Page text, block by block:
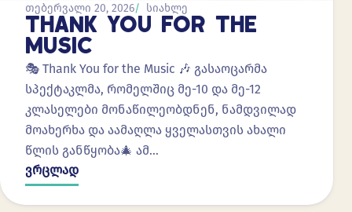
თებერვალი 20, 2026 სიახლე
THANK YOU FOR THE
MUSIC
🎭 Thank You for the Music 🎶 გასაოცარმა
სპექტაკლმა, რომელშიც მე-10 და მე-12
კლასელები მონაწილეობდნენ, ნამდვილად
მოახერხა და აამაღლა ყველასთვის ახალი
წლის განწყობა🎄 ამ…
ვრცლად